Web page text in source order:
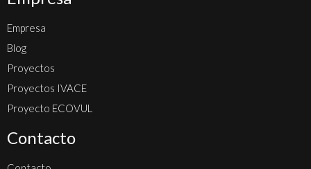
Empresa
Blog
Proyectos
Proyectos IVACE
Proyecto ECOVUL
Contacto